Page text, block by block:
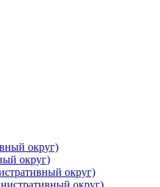
округ)
округ)
округ)
округ)